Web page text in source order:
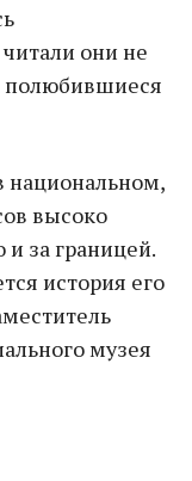
они не
полюбившиеся
национальном,
высоко
за границей.
история его
музея